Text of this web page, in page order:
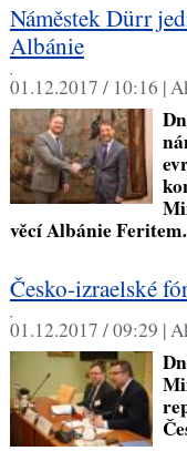
Náměstek Dürr
Albánie
,
01.12.2017 / 10:16 |
věcí Albánie
Česko-izraelské
,
01.12.2017 / 09:29 |